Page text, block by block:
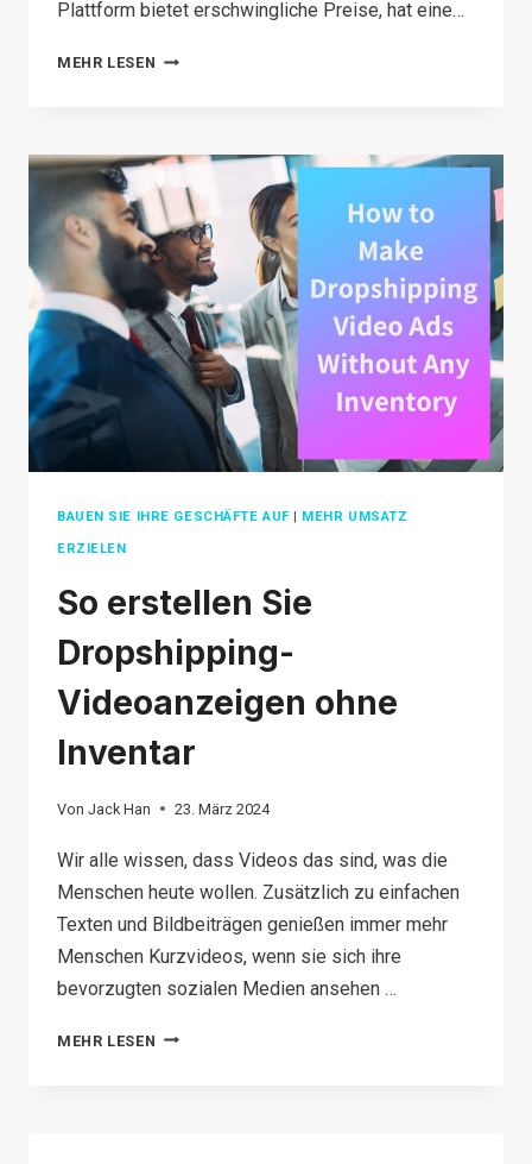
Plattform bietet erschwingliche Preise, hat eine…
MEHR LESEN ALIEXPRESS
STEPS
TO
SUCCESS
IN
2026
BAUEN SIE IHRE GESCHÄFTE AUF| MEHR UMSATZ
ERZIELEN
So erstellen Sie
Dropshipping-
Videoanzeigen ohne
Inventar
Von Jack Han 23. März 2024
Wir alle wissen, dass Videos das sind, was die
Menschen heute wollen. Zusätzlich zu einfachen
Texten und Bildbeiträgen genießen immer mehr
Menschen Kurzvideos, wenn sie sich ihre
bevorzugten sozialen Medien ansehen …
MEHR LESEN SO